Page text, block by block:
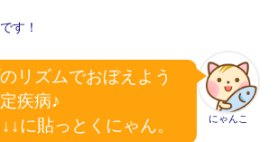
す！
にゃんこ
リズムでおぼえよう
疾病♪
に貼っとくにゃん。